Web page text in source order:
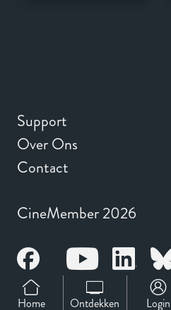
Home Ontdekken Login
CineMember 2026
Support
Over Ons
Contact